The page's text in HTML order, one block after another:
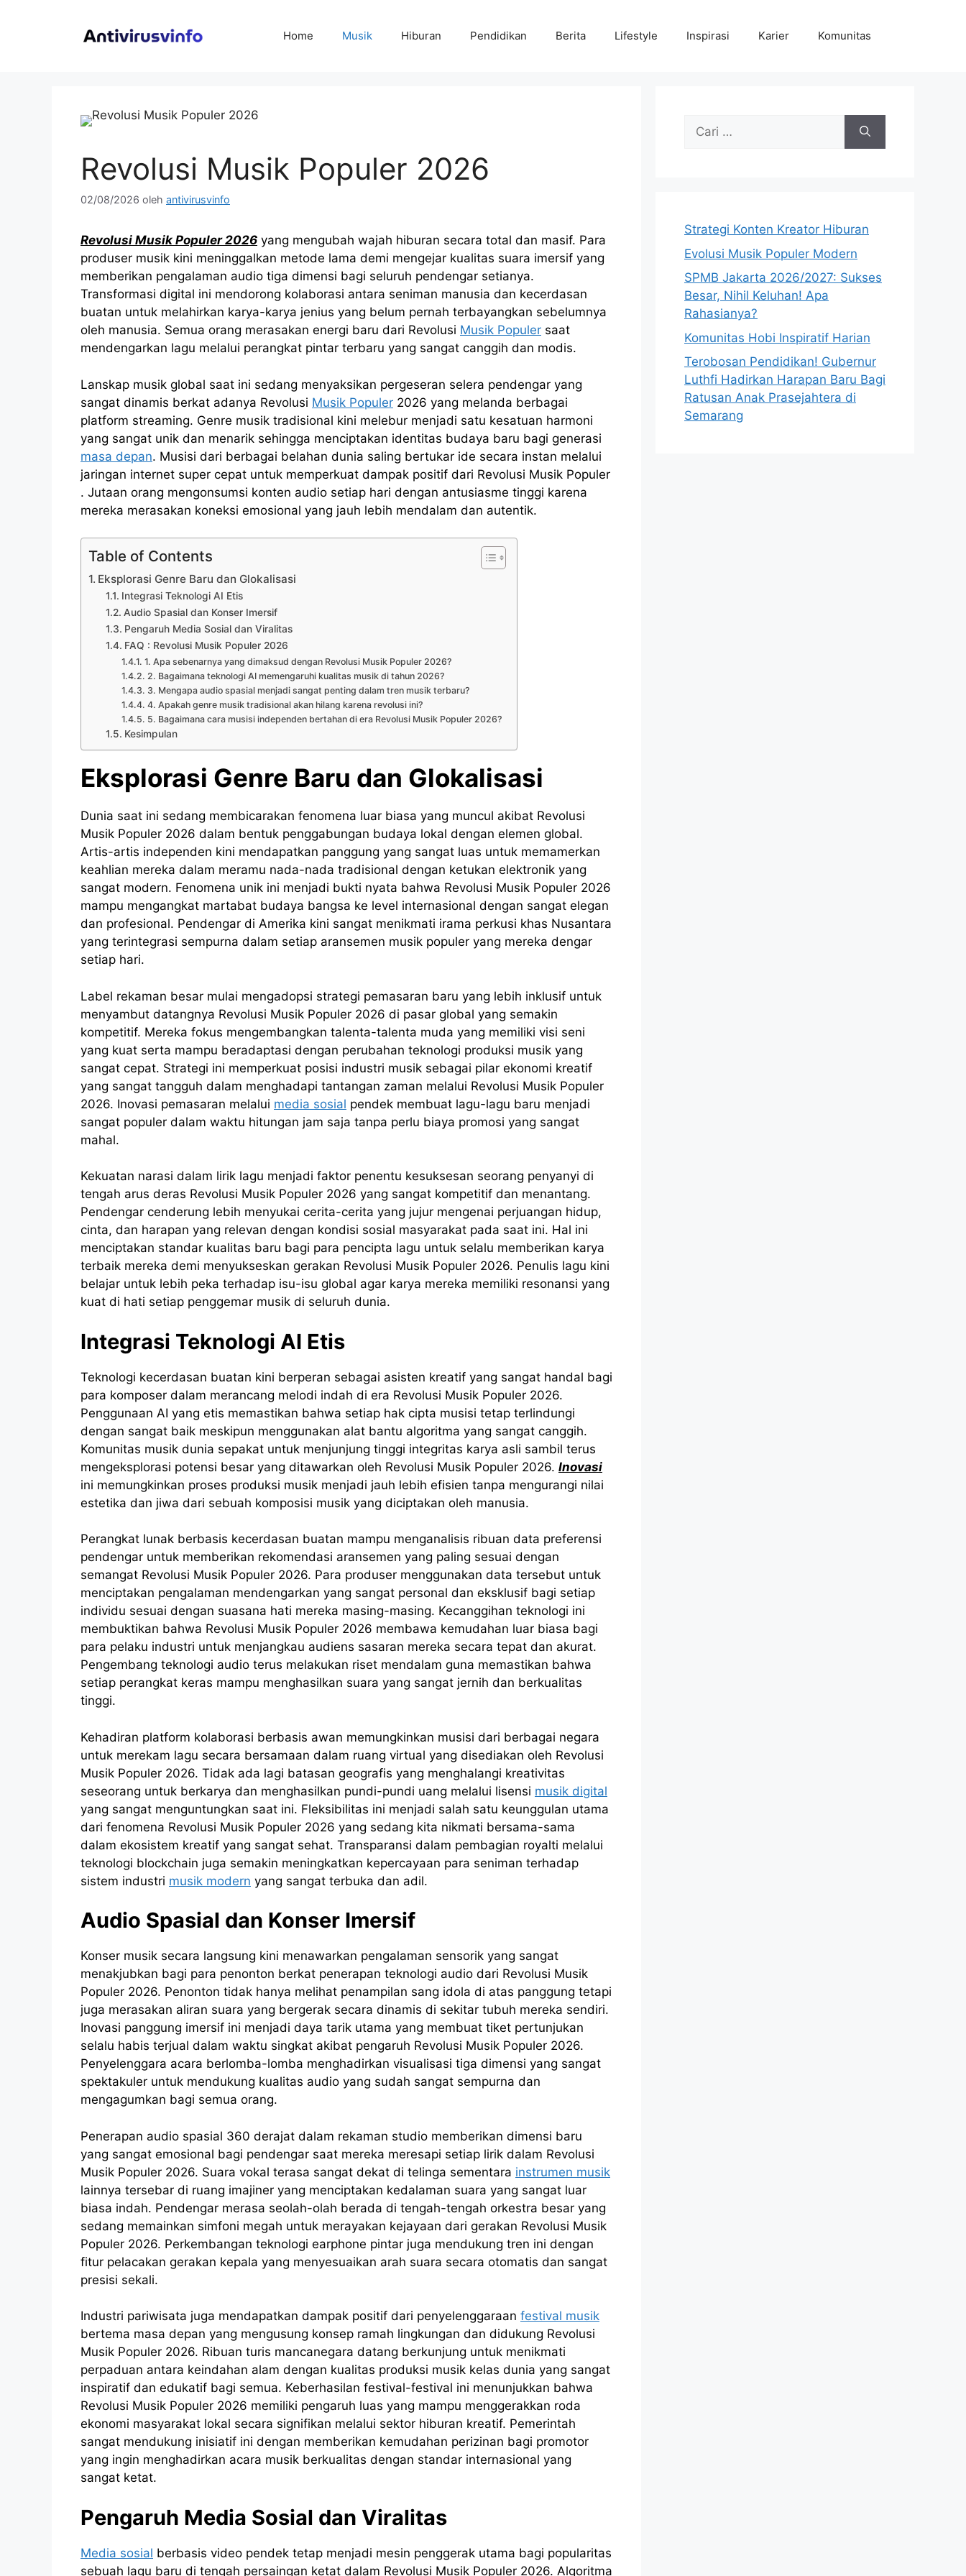
Home Musik Hiburan Pendidikan Berita Lifestyle Inspirasi Karier Komunitas
Revolusi Musik Populer 2026
02/08/2026 oleh antivirusvinfo
Revolusi Musik Populer 2026 yang mengubah wajah hiburan secara total dan masif. Para
produser musik kini meninggalkan metode lama demi mengejar kualitas suara imersif yang
memberikan pengalaman audio tiga dimensi bagi seluruh pendengar setianya.
Transformasi digital ini mendorong kolaborasi antara seniman manusia dan kecerdasan
buatan untuk melahirkan karya-karya jenius yang belum pernah terbayangkan sebelumnya
oleh manusia. Semua orang merasakan energi baru dari Revolusi Musik Populer saat
mendengarkan lagu melalui perangkat pintar terbaru yang sangat canggih dan modis.
Lanskap musik global saat ini sedang menyaksikan pergeseran selera pendengar yang
sangat dinamis berkat adanya Revolusi Musik Populer 2026 yang melanda berbagai
platform streaming. Genre musik tradisional kini melebur menjadi satu kesatuan harmoni
yang sangat unik dan menarik sehingga menciptakan identitas budaya baru bagi generasi
masa depan. Musisi dari berbagai belahan dunia saling bertukar ide secara instan melalui
jaringan internet super cepat untuk memperkuat dampak positif dari Revolusi Musik Populer
. Jutaan orang mengonsumsi konten audio setiap hari dengan antusiasme tinggi karena
mereka merasakan koneksi emosional yang jauh lebih mendalam dan autentik.
Table of Contents
Eksplorasi Genre Baru dan Glokalisasi
Integrasi Teknologi AI Etis
Audio Spasial dan Konser Imersif
Pengaruh Media Sosial dan Viralitas
FAQ : Revolusi Musik Populer 2026
1. Apa sebenarnya yang dimaksud dengan Revolusi Musik Populer 2026?
2. Bagaimana teknologi AI memengaruhi kualitas musik di tahun 2026?
3. Mengapa audio spasial menjadi sangat penting dalam tren musik terbaru?
4. Apakah genre musik tradisional akan hilang karena revolusi ini?
5. Bagaimana cara musisi independen bertahan di era Revolusi Musik Populer 2026?
Kesimpulan
Eksplorasi Genre Baru dan Glokalisasi
Dunia saat ini sedang membicarakan fenomena luar biasa yang muncul akibat Revolusi
Musik Populer 2026 dalam bentuk penggabungan budaya lokal dengan elemen global.
Artis-artis independen kini mendapatkan panggung yang sangat luas untuk memamerkan
keahlian mereka dalam meramu nada-nada tradisional dengan ketukan elektronik yang
sangat modern. Fenomena unik ini menjadi bukti nyata bahwa Revolusi Musik Populer 2026
mampu mengangkat martabat budaya bangsa ke level internasional dengan sangat elegan
dan profesional. Pendengar di Amerika kini sangat menikmati irama perkusi khas Nusantara
yang terintegrasi sempurna dalam setiap aransemen musik populer yang mereka dengar
setiap hari.
Label rekaman besar mulai mengadopsi strategi pemasaran baru yang lebih inklusif untuk
menyambut datangnya Revolusi Musik Populer 2026 di pasar global yang semakin
kompetitif. Mereka fokus mengembangkan talenta-talenta muda yang memiliki visi seni
yang kuat serta mampu beradaptasi dengan perubahan teknologi produksi musik yang
sangat cepat. Strategi ini memperkuat posisi industri musik sebagai pilar ekonomi kreatif
yang sangat tangguh dalam menghadapi tantangan zaman melalui Revolusi Musik Populer
2026. Inovasi pemasaran melalui media sosial pendek membuat lagu-lagu baru menjadi
sangat populer dalam waktu hitungan jam saja tanpa perlu biaya promosi yang sangat
mahal.
Kekuatan narasi dalam lirik lagu menjadi faktor penentu kesuksesan seorang penyanyi di
tengah arus deras Revolusi Musik Populer 2026 yang sangat kompetitif dan menantang.
Pendengar cenderung lebih menyukai cerita-cerita yang jujur mengenai perjuangan hidup,
cinta, dan harapan yang relevan dengan kondisi sosial masyarakat pada saat ini. Hal ini
menciptakan standar kualitas baru bagi para pencipta lagu untuk selalu memberikan karya
terbaik mereka demi menyukseskan gerakan Revolusi Musik Populer 2026. Penulis lagu kini
belajar untuk lebih peka terhadap isu-isu global agar karya mereka memiliki resonansi yang
kuat di hati setiap penggemar musik di seluruh dunia.
Integrasi Teknologi AI Etis
Teknologi kecerdasan buatan kini berperan sebagai asisten kreatif yang sangat handal bagi
para komposer dalam merancang melodi indah di era Revolusi Musik Populer 2026.
Penggunaan AI yang etis memastikan bahwa setiap hak cipta musisi tetap terlindungi
dengan sangat baik meskipun menggunakan alat bantu algoritma yang sangat canggih.
Komunitas musik dunia sepakat untuk menjunjung tinggi integritas karya asli sambil terus
mengeksplorasi potensi besar yang ditawarkan oleh Revolusi Musik Populer 2026. Inovasi
ini memungkinkan proses produksi musik menjadi jauh lebih efisien tanpa mengurangi nilai
estetika dan jiwa dari sebuah komposisi musik yang diciptakan oleh manusia.
Perangkat lunak berbasis kecerdasan buatan mampu menganalisis ribuan data preferensi
pendengar untuk memberikan rekomendasi aransemen yang paling sesuai dengan
semangat Revolusi Musik Populer 2026. Para produser menggunakan data tersebut untuk
menciptakan pengalaman mendengarkan yang sangat personal dan eksklusif bagi setiap
individu sesuai dengan suasana hati mereka masing-masing. Kecanggihan teknologi ini
membuktikan bahwa Revolusi Musik Populer 2026 membawa kemudahan luar biasa bagi
para pelaku industri untuk menjangkau audiens sasaran mereka secara tepat dan akurat.
Pengembang teknologi audio terus melakukan riset mendalam guna memastikan bahwa
setiap perangkat keras mampu menghasilkan suara yang sangat jernih dan berkualitas
tinggi.
Kehadiran platform kolaborasi berbasis awan memungkinkan musisi dari berbagai negara
untuk merekam lagu secara bersamaan dalam ruang virtual yang disediakan oleh Revolusi
Musik Populer 2026. Tidak ada lagi batasan geografis yang menghalangi kreativitas
seseorang untuk berkarya dan menghasilkan pundi-pundi uang melalui lisensi musik digital
yang sangat menguntungkan saat ini. Fleksibilitas ini menjadi salah satu keunggulan utama
dari fenomena Revolusi Musik Populer 2026 yang sedang kita nikmati bersama-sama
dalam ekosistem kreatif yang sangat sehat. Transparansi dalam pembagian royalti melalui
teknologi blockchain juga semakin meningkatkan kepercayaan para seniman terhadap
sistem industri musik modern yang sangat terbuka dan adil.
Audio Spasial dan Konser Imersif
Konser musik secara langsung kini menawarkan pengalaman sensorik yang sangat
menakjubkan bagi para penonton berkat penerapan teknologi audio dari Revolusi Musik
Populer 2026. Penonton tidak hanya melihat penampilan sang idola di atas panggung tetapi
juga merasakan aliran suara yang bergerak secara dinamis di sekitar tubuh mereka sendiri.
Inovasi panggung imersif ini menjadi daya tarik utama yang membuat tiket pertunjukan
selalu habis terjual dalam waktu singkat akibat pengaruh Revolusi Musik Populer 2026.
Penyelenggara acara berlomba-lomba menghadirkan visualisasi tiga dimensi yang sangat
spektakuler untuk mendukung kualitas audio yang sudah sangat sempurna dan
mengagumkan bagi semua orang.
Penerapan audio spasial 360 derajat dalam rekaman studio memberikan dimensi baru
yang sangat emosional bagi pendengar saat mereka meresapi setiap lirik dalam Revolusi
Musik Populer 2026. Suara vokal terasa sangat dekat di telinga sementara instrumen musik
lainnya tersebar di ruang imajiner yang menciptakan kedalaman suara yang sangat luar
biasa indah. Pendengar merasa seolah-olah berada di tengah-tengah orkestra besar yang
sedang memainkan simfoni megah untuk merayakan kejayaan dari gerakan Revolusi Musik
Populer 2026. Perkembangan teknologi earphone pintar juga mendukung tren ini dengan
fitur pelacakan gerakan kepala yang menyesuaikan arah suara secara otomatis dan sangat
presisi sekali.
Industri pariwisata juga mendapatkan dampak positif dari penyelenggaraan festival musik
bertema masa depan yang mengusung konsep ramah lingkungan dan didukung Revolusi
Musik Populer 2026. Ribuan turis mancanegara datang berkunjung untuk menikmati
perpaduan antara keindahan alam dengan kualitas produksi musik kelas dunia yang sangat
inspiratif dan edukatif bagi semua. Keberhasilan festival-festival ini menunjukkan bahwa
Revolusi Musik Populer 2026 memiliki pengaruh luas yang mampu menggerakkan roda
ekonomi masyarakat lokal secara signifikan melalui sektor hiburan kreatif. Pemerintah
sangat mendukung inisiatif ini dengan memberikan kemudahan perizinan bagi promotor
yang ingin menghadirkan acara musik berkualitas dengan standar internasional yang
sangat ketat.
Pengaruh Media Sosial dan Viralitas
Media sosial berbasis video pendek tetap menjadi mesin penggerak utama bagi popularitas
sebuah lagu baru di tengah persaingan ketat dalam Revolusi Musik Populer 2026. Algoritma
Cari
Strategi Konten Kreator Hiburan
Evolusi Musik Populer Modern
SPMB Jakarta 2026/2027: Sukses
Besar, Nihil Keluhan! Apa
Rahasianya?
Komunitas Hobi Inspiratif Harian
Terobosan Pendidikan! Gubernur
Luthfi Hadirkan Harapan Baru Bagi
Ratusan Anak Prasejahtera di
Semarang